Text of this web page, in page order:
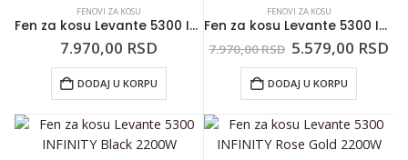
FENOVI ZA KOSU
Fen za kosu Levante 5300 INFINITY Abstract Intense 2200W
7.970,00 RSD
DODAJ U KORPU
FENOVI ZA KOSU
Fen za kosu Levante 5300 INFINITY Flowers & Branches 2200W
7.970,00RSD 5.579,00 RSD
DODAJ U KORPU